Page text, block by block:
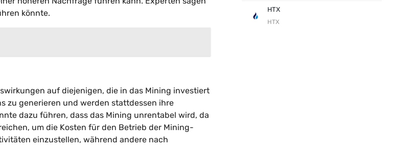
könnte.
auf diejenigen, die in das Mining investiert
zu generieren und werden stattdessen ihre
dazu führen, dass das Mining unrentabel wird, da
um die Kosten für den Betrieb der Mining-
einzustellen, während andere nach
HTX
HTX